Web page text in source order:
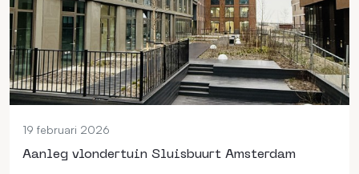
19 februari 2026
Aanleg vlondertuin Sluisbuurt Amsterdam